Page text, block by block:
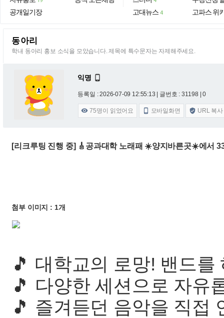
공개일기장 고대뉴스 4
고파스 위
동아리
학내 동아리 홍보 소식을 모았습니다. 제목에 특수문자는 자제해주세요.
익명 
등록일 : 2026-07-09 12:55:13 | 글번호 : 31198 | 0
 75명이 읽었어요  모바일화면  URL 복사
[리크루팅 진행 중] 🎸공과대학 노래패 ☀️양지바른곳☀️에서
첨부 이미지 : 1개
🎵 대학교의 로망! 밴드를
🎵 다양한 세션으로 자유
🎵 즐겨듣던 음악을 직접